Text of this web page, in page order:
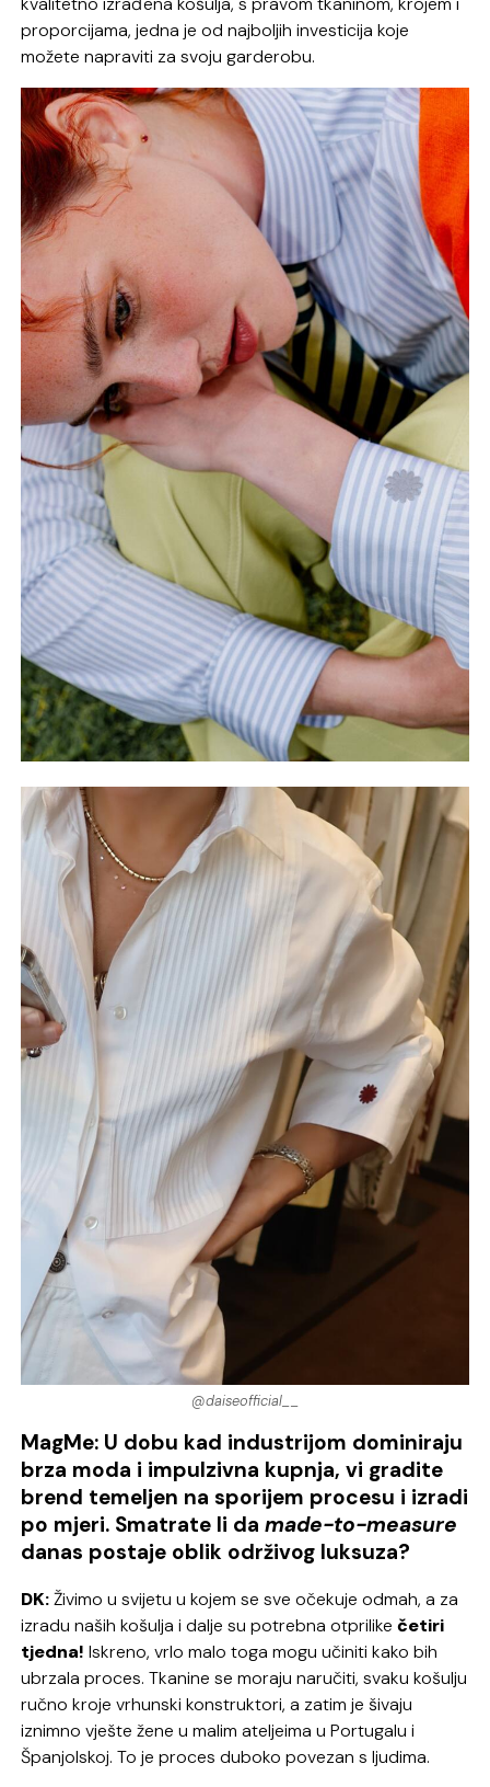
proporcijama, jedna je od najboljih investicija koje
možete napraviti za svoju garderobu.
@daiseofficial__
MagMe: U dobu kad industrijom dominiraju
brza moda i impulzivna kupnja, vi gradite
brend temeljen na sporijem procesu i izradi
po mjeri. Smatrate li damade-to-measure
danas postaje oblik održivog luksuza?
DK:Živimo u svijetu u kojem se sve očekuje odmah, a za
izradu naših košulja i dalje su potrebna otprilikečetiri
tjedna! Iskreno, vrlo malo toga mogu učiniti kako bih
ubrzala proces. Tkanine se moraju naručiti, svaku košulju
ručno kroje vrhunski konstruktori, a zatim je šivaju
iznimno vješte žene u malim ateljeima u Portugalu i
Španjolskoj. To je proces duboko povezan s ljudima.